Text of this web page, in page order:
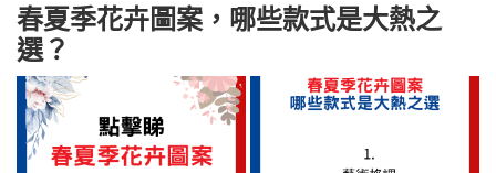
春夏季花卉圖案，哪些款式是大熱之
選？